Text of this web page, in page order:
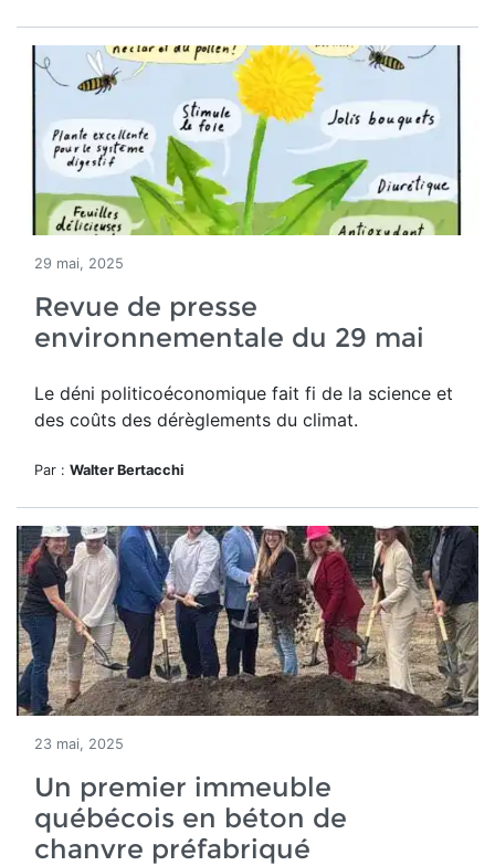
29 mai, 2025
Revue de presse
environnementale du 29 mai
Le déni politicoéconomique fait fi de la science et
des coûts des dérèglements du climat.
Par : Walter Bertacchi
23 mai, 2025
Un premier immeuble
québécois en béton de
chanvre préfabriqué